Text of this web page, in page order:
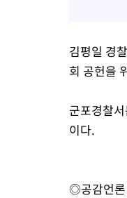
김평일 경
회 공헌을
군포경찰
이다.
◎공감언론